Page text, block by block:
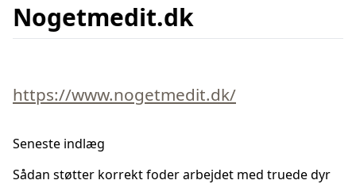
Nogetmedit.dk
https://www.nogetmedit.dk/
Seneste indlæg
Sådan støtter korrekt foder arbejdet med truede dyr